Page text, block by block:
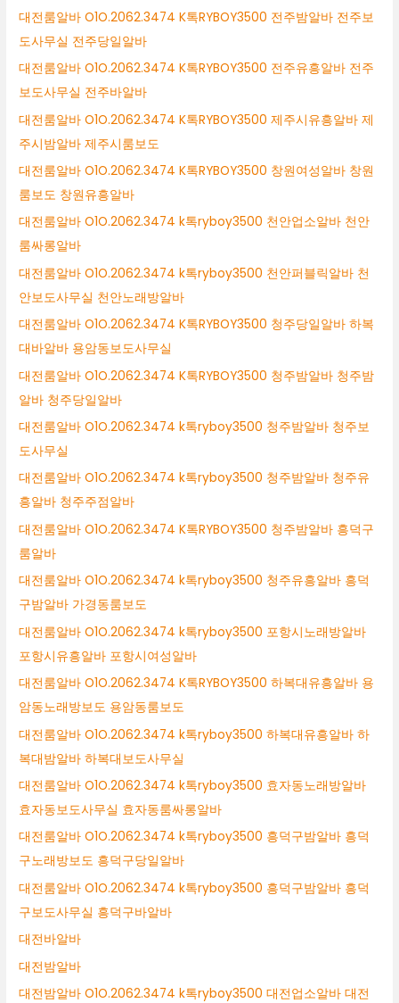
대전룸알바 O1O.2062.3474 K톡RYBOY3500 전주밤알바 전주보
도사무실 전주당일알바
대전룸알바 O1O.2062.3474 K톡RYBOY3500 전주유흥알바 전주
보도사무실 전주바알바
대전룸알바 O1O.2062.3474 K톡RYBOY3500 제주시유흥알바 제
주시밤알바 제주시룸보도
대전룸알바 O1O.2062.3474 K톡RYBOY3500 창원여성알바 창원
룸보도 창원유흥알바
대전룸알바 O1O.2062.3474 k톡ryboy3500 천안업소알바 천안
룸싸롱알바
대전룸알바 O1O.2062.3474 k톡ryboy3500 천안퍼블릭알바 천
안보도사무실 천안노래방알바
대전룸알바 O1O.2062.3474 K톡RYBOY3500 청주당일알바 하복
대바알바 용암동보도사무실
대전룸알바 O1O.2062.3474 K톡RYBOY3500 청주밤알바 청주밤
알바 청주당일알바
대전룸알바 O1O.2062.3474 k톡ryboy3500 청주밤알바 청주보
도사무실
대전룸알바 O1O.2062.3474 k톡ryboy3500 청주밤알바 청주유
흥알바 청주주점알바
대전룸알바 O1O.2062.3474 K톡RYBOY3500 청주밤알바 흥덕구
룸알바
대전룸알바 O1O.2062.3474 k톡ryboy3500 청주유흥알바 흥덕
구밤알바 가경동룸보도
대전룸알바 O1O.2062.3474 k톡ryboy3500 포항시노래방알바
포항시유흥알바 포항시여성알바
대전룸알바 O1O.2062.3474 K톡RYBOY3500 하복대유흥알바 용
암동노래방보도 용암동룸보도
대전룸알바 O1O.2062.3474 k톡ryboy3500 하복대유흥알바 하
복대밤알바 하복대보도사무실
대전룸알바 O1O.2062.3474 k톡ryboy3500 효자동노래방알바
효자동보도사무실 효자동룸싸롱알바
대전룸알바 O1O.2062.3474 k톡ryboy3500 흥덕구밤알바 흥덕
구노래방보도 흥덕구당일알바
대전룸알바 O1O.2062.3474 k톡ryboy3500 흥덕구밤알바 흥덕
구보도사무실 흥덕구바알바
대전바알바
대전밤알바
대전밤알바 O1O.2062.3474 k톡ryboy3500 대전업소알바 대전